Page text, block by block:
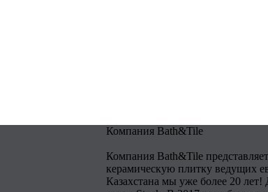
Компания Bath&Tile
Компания Bath&Tile
керамическую плитку ведущих
Казахстана мы уже более 20